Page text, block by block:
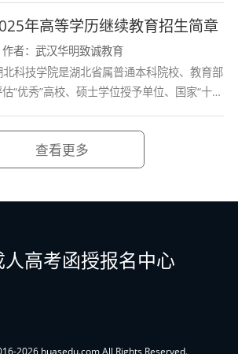
年高等学历继续教育招生简章
作者：武汉华明致诚教育
“优秀”高校、硕士学位授予单位、国家“十三
查看更多
人高考函授报名中心
2026 huasedu.com All Rights Reserved.